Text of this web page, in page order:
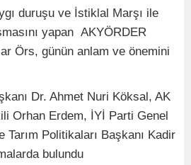
duruşu ve İstiklal Marşı ile
yapan AKYÖRDER
Örs, günün anlam ve önemini
Dr. Ahmet Nuri Köksal, AK
Orhan Erdem, İYİ Parti Genel
Tarım Politikaları Başkanı Kadir
bulundu